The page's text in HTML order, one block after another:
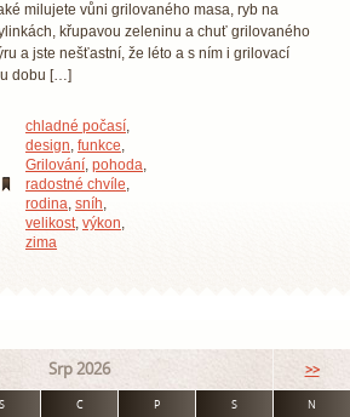
milujete vůni grilovaného masa, ryb na
křupavou zeleninu a chuť grilovaného
a jste nešťastní, že léto a s ním i grilovací
dobu […]
chladné počasí,
design, funkce,
Grilování, pohoda,
radostné chvíle,
rodina, sníh,
velikost, výkon,
zima
Srp 2026 >>
S Č P S N